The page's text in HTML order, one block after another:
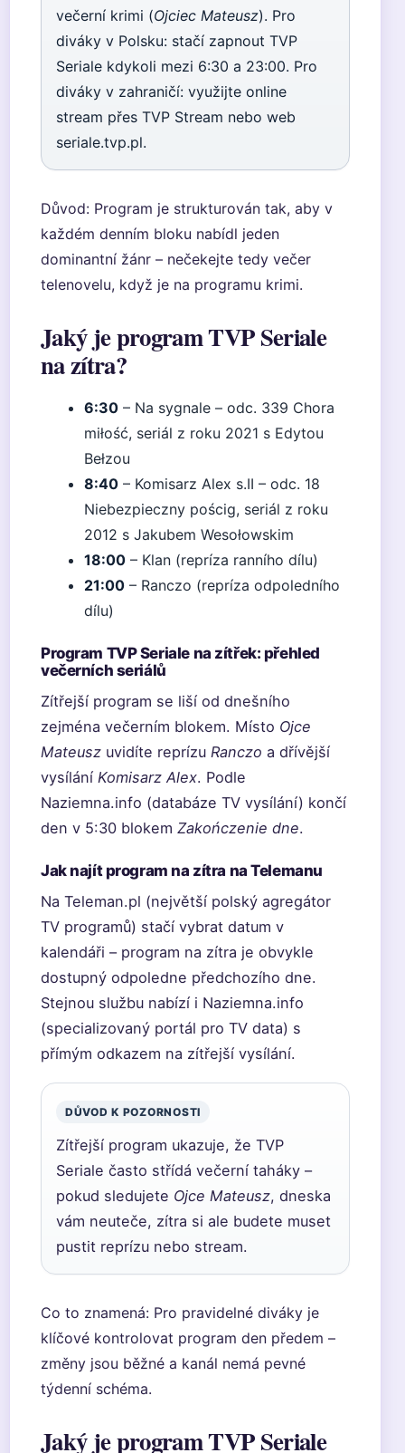
večerní krimi (Ojciec Mateusz). Pro
diváky v Polsku: stačí zapnout TVP
Seriale kdykoli mezi 6:30 a 23:00. Pro
diváky v zahraničí: využijte online
stream přes TVP Stream nebo web
seriale.tvp.pl.
Důvod: Program je strukturován tak, aby v
každém denním bloku nabídl jeden
dominantní žánr – nečekejte tedy večer
telenovelu, když je na programu krimi.
Jaký je program TVP Seriale
na zítra?
6:30 – Na sygnale – odc. 339 Chora
miłość, seriál z roku 2021 s Edytou
Bełzou
8:40 – Komisarz Alex s.II – odc. 18
Niebezpieczny pościg, seriál z roku
2012 s Jakubem Wesołowskim
18:00 – Klan (repríza ranního dílu)
21:00 – Ranczo (repríza odpoledního
dílu)
Program TVP Seriale na zítřek: přehled
večerních seriálů
Zítřejší program se liší od dnešního
zejména večerním blokem. Místo Ojce
Mateusz uvidíte reprízu Ranczo a dřívější
vysílání Komisarz Alex. Podle
Naziemna.info (databáze TV vysílání) končí
den v 5:30 blokem Zakończenie dne.
Jak najít program na zítra na Telemanu
Na Teleman.pl (největší polský agregátor
TV programů) stačí vybrat datum v
kalendáři – program na zítra je obvykle
dostupný odpoledne předchozího dne.
Stejnou službu nabízí i Naziemna.info
(specializovaný portál pro TV data) s
přímým odkazem na zítřejší vysílání.
DŮVOD K POZORNOSTI
Zítřejší program ukazuje, že TVP
Seriale často střídá večerní taháky –
pokud sledujete Ojce Mateusz, dneska
vám neuteče, zítra si ale budete muset
pustit reprízu nebo stream.
Co to znamená: Pro pravidelné diváky je
klíčové kontrolovat program den předem –
změny jsou běžné a kanál nemá pevné
týdenní schéma.
Jaký je program TVP Seriale